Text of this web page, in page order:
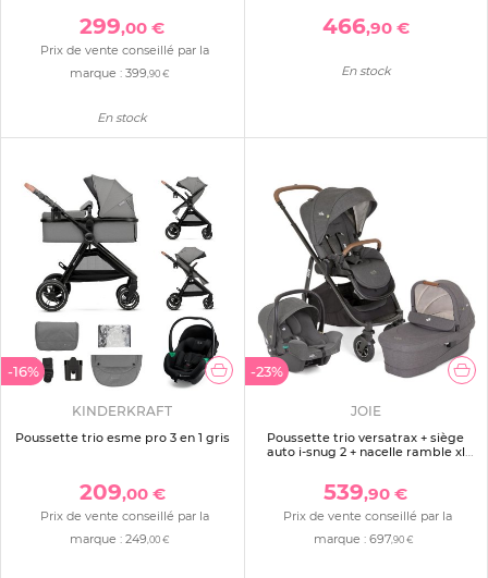
299,00 €
Prix de vente conseillé par la
marque :399 ,90 €
En stock
466,90 €
En stock
-16%
KINDERKRAFT
Poussette trio esme pro 3 en 1 gris
209,00 €
Prix de vente conseillé par la
marque :249,00 €
-23%
JOIE
Poussette trio versatrax + siège
auto i-snug 2 + nacelle ramble xl
539,90 €
Prix de vente conseillé par la
marque : 697,90 €